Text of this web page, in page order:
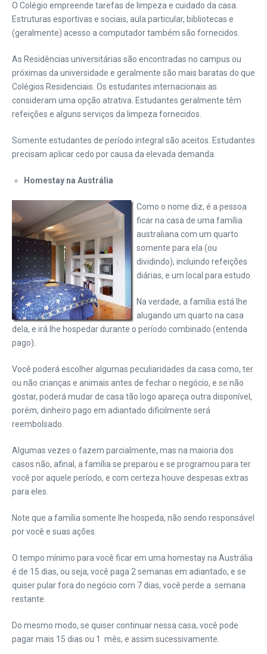
O Colégio empreende tarefas de limpeza e cuidado da casa.
Estruturas esportivas e sociais, aula particular, bibliotecas e
(geralmente) acesso a computador também são fornecidos.
As Residências universitárias são encontradas no campus ou
próximas da universidade e geralmente são mais baratas do que
Colégios Residenciais. Os estudantes internacionais as
consideram uma opção atrativa. Estudantes geralmente têm
refeições e alguns serviços da limpeza fornecidos.
Somente estudantes de período integral são aceitos. Estudantes
precisam aplicar cedo por causa da elevada demanda.
Homestay na Austrália
Como o nome diz, é a pessoa
ficar na casa de uma família
australiana com um quarto
somente para ela (ou
dividindo), incluindo refeições
diárias, e um local para estudo.
Na verdade, a família está lhe
alugando um quarto na casa
dela, e irá lhe hospedar durante o período combinado (entenda
pago).
Você poderá escolher algumas peculiaridades da casa como, ter
ou não crianças e animais antes de fechar o negócio, e se não
gostar, poderá mudar de casa tão logo apareça outra disponível,
porém, dinheiro pago em adiantado dificilmente será
reembolsado.
Algumas vezes o fazem parcialmente, mas na maioria dos
casos não, afinal, a família se preparou e se programou para ter
você por aquele período, e com certeza houve despesas extras
para eles.
Note que a família somente lhe hospeda, não sendo responsável
por você e suas ações.
O tempo mínimo para você ficar em uma homestay na Austrália
é de 15 dias, ou seja, você paga 2 semanas em adiantado, e se
quiser pular fora do negócio com 7 dias, você perde a semana
restante.
Do mesmo modo, se quiser continuar nessa casa, você pode
pagar mais 15 dias ou 1 mês, e assim sucessivamente.